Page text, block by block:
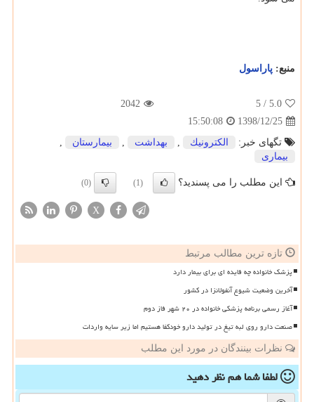
منبع: پاراسول
5.0
/ 5
2042
1398/12/25
15:50:08
تگهای خبر:
الكترونیك , بهداشت , بیمارستان
,
بیماری
این مطلب را می پسندید؟ (1)
(0)
X
تازه ترین مطالب مرتبط
پزشک خانواده چه فایده ای برای بیمار دارد
آخرین وضعیت شیوع آنفولانزا در کشور
آغاز رسمی برنامه پزشکی خانواده در ۲۰ شهر فاز دوم
صنعت دارو روی لبه تیغ در تولید دارو خودکفا هستیم اما زیر سایه واردات
نظرات بینندگان در مورد این مطلب
لطفا شما همنظر دهید